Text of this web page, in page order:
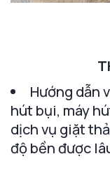
Hướng dẫn
hút bụi, máy
dịch vụ giặt
độ bền được